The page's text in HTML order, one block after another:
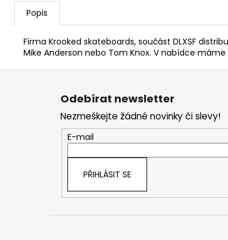
Popis
Firma Krooked skateboards, součást DLXSF
Mike Anderson nebo Tom Knox. V nabídce
Z
Odebírat newsletter
Nezmeškejte žádné novinky či slevy!
E-mail
PŘIHLÁSIT SE